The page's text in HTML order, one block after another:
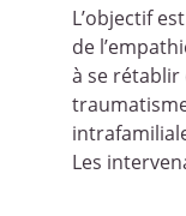
L’objectif
de
à se
Les